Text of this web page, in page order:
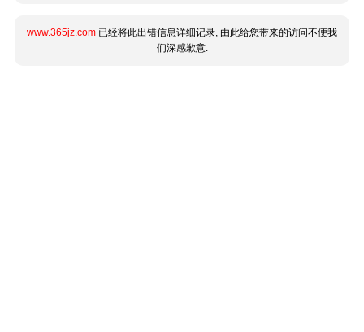
www.365jz.com 已经将此出错信息详细记录, 由此给您带来的访问不便我
们深感歉意.